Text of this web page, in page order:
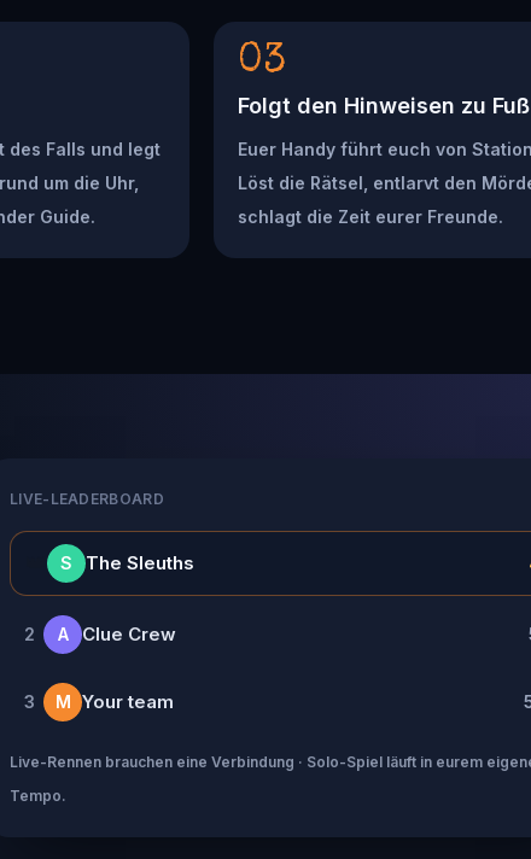
des Falls und legt
um die Uhr,
Guide.
03
Folgt den Hinweisen zu Fuß
Euer Handy führt euch von
Löst die Rätsel, entlarvt den
schlagt die Zeit eurer Freunde.
LIVE-LEADERBOARD
S The Sleuths
2 A Clue Crew
3 M Your team
Live-Rennen brauchen eine Verbindung · Solo-Spiel läuft in eurem
Tempo.